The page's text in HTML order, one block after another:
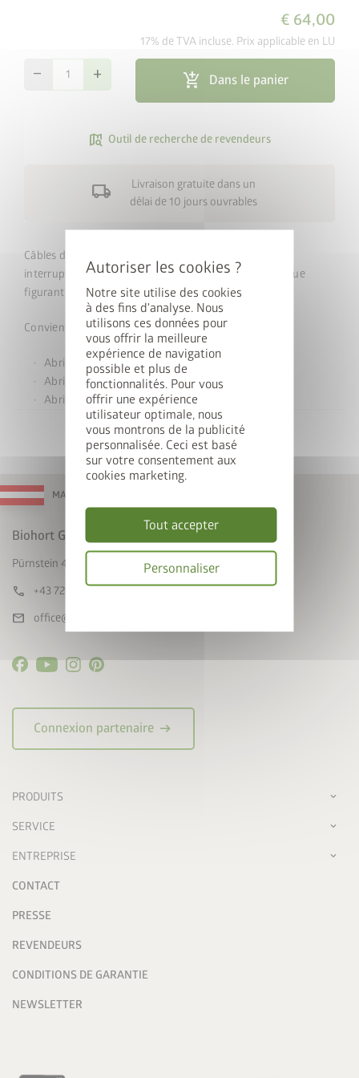
Notre site utilise des cookies
à des fins d'analyse. Nous
utilisons ces données pour
vous offrir la meilleure
expérience de navigation
possible et plus de
fonctionnalités. Pour vous
offrir une expérience
utilisateur optimale, nous
vous montrons de la publicité
personnalisée. Ceci est basé
sur votre consentement aux
cookies marketing.
Tout accepter
Personnaliser
confidentialité
€ 64,00
17% de TVA incluse. Prix applicable en LU
remove add add_shopping_cart Dans le panier
map_search Outil de recherche de revendeurs
local_shipping
Livraison gratuite dans un
délai de 10 jours ouvrables
Câbles dissimulés discrètement, montage simple des
interrupteurs et des prises (sans l’équipement électrique
figurant sur l’illustration).
Convient pour :
Abri de jardin HighLine
Abri de jardin Panorama
Abri de jardin AvantGarde
MADE IN AUSTRIA
Biohort GmbH
Pürnstein 43, A-4120 Neufelden
call +43 7282 / 7788 0
mail office@biohort.at
Connexion partenaire arrow_right_alt
PRODUITS
SERVICE
ENTREPRISE
CONTACT
PRESSE
REVENDEURS
CONDITIONS DE GARANTIE
NEWSLETTER